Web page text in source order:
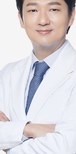
동아시아 국제 교육자문